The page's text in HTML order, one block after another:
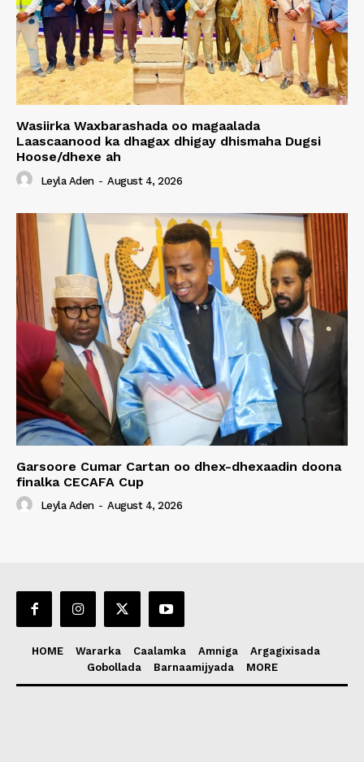
Wasiirka Waxbarashada oo magaalada
Laascaanood ka dhagax dhigay dhismaha Dugsi
Hoose/dhexe ah
Leyla Aden - August 4, 2026
Garsoore Cumar Cartan oo dhex-dhexaadin doona
finalka CECAFA Cup
Leyla Aden - August 4, 2026
HOME Wararka Caalamka Amniga
Argagixisada
Gobollada
Barnaamijyada MORE